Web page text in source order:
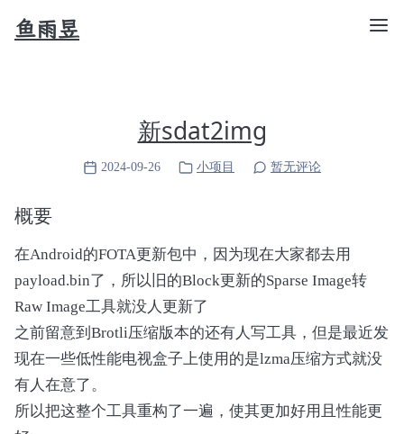
鱼雨昱
新sdat2img
2024-09-26 小项目 暂无评论
概要
在Android的FOTA更新包中，因为现在大家都去用
payload.bin了，所以旧的Block更新的Sparse Image转
Raw Image工具就没人更新了
之前留意到Brotli压缩版本的还有人写工具，但是最近发
现在一些低性能电视盒子上使用的是lzma压缩方式就没
有人在意了。
所以把这整个工具重构了一遍，使其更加好用且性能更